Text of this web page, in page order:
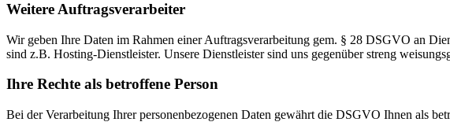
Weitere Auftragsverarbeiter
Wir geben Ihre Daten im Rahmen einer Auftragsverarbeitung gem. § 28 DSGVO an
sind z.B. Hosting-Dienstleister. Unsere Dienstleister sind uns gegenüber streng
Ihre Rechte als betroffene Person
Bei der Verarbeitung Ihrer personenbezogenen Daten gewährt die DSGVO Ihnen als